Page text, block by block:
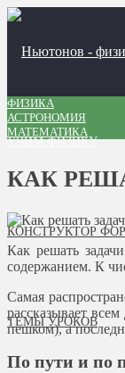
УЧИМ ФИЗИКУ
КОНСТРУКТОР
ТЕМЫ УРОКОВ
ФИЗИКА
АСТРОНОМИЯ
МАТЕМАТИКА
КАК
Как решать
содержанием. К
Самая
рассказывает
пешком), а
По пути и по